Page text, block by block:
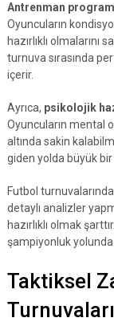
Antrenman
Oyuncuların
hazırlıklı olmalarını
turnuva sırasında
içerir.
Ayrıca, psikolojik
Oyuncuların mental
altında sakin
giden yolda büyük
Futbol
detaylı analizler
hazırlıklı olmak
şampiyonluk
Taktiksel